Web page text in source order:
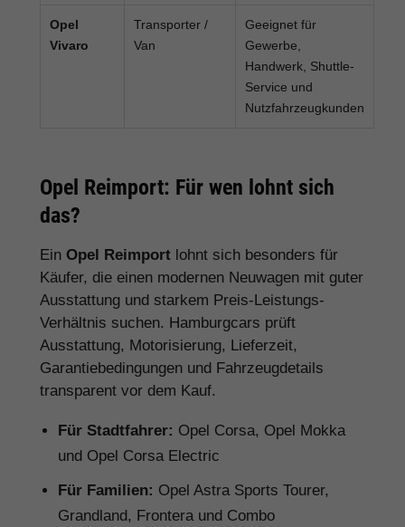
Opel
Vivaro
Transporter /
Van
Geeignet für
Gewerbe,
Handwerk, Shuttle-
Service und
Nutzfahrzeugkunden
Opel Reimport: Für wen lohnt sich
das?
Ein Opel Reimport lohnt sich besonders für
Käufer, die einen modernen Neuwagen mit guter
Ausstattung und starkem Preis-Leistungs-
Verhältnis suchen. Hamburgcars prüft
Ausstattung, Motorisierung, Lieferzeit,
Garantiebedingungen und Fahrzeugdetails
transparent vor dem Kauf.
Für Stadtfahrer: Opel Corsa, Opel Mokka
und Opel Corsa Electric
Für Familien: Opel Astra Sports Tourer,
Grandland, Frontera und Combo